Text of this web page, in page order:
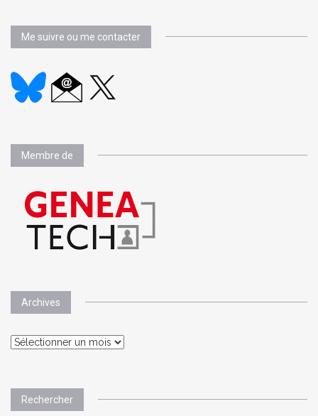
Me suivre ou me contacter
Membre de
Archives
Archives
Rechercher